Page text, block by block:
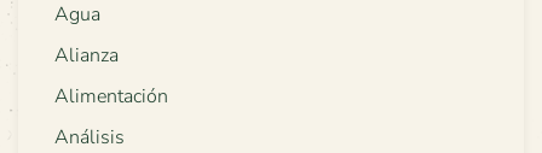
Agua
Alianza
Alimentación
Análisis